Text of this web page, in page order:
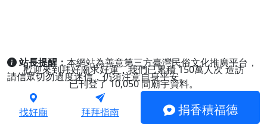
站長提醒：本網站為善意第三方臺灣民俗文化推廣平台，
請信眾切勿過度迷信，仍須注意自身平安。
歡迎來到拜好廟求好運，我們已累積150萬人次造訪
已刊登了10,050間廟宇資料。
找好廟 拜拜指南 捐香積福德